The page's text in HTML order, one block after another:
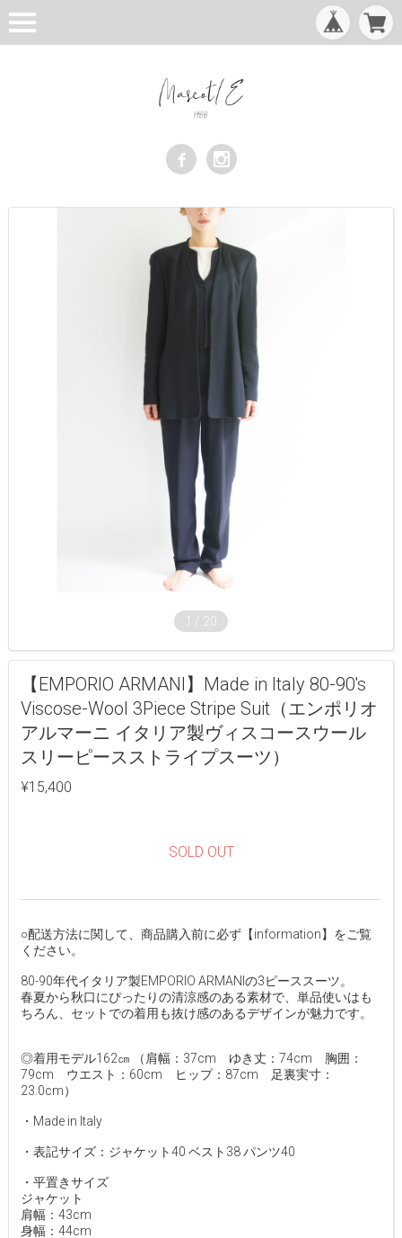
1 / 20
【EMPORIO ARMANI】Made in Italy 80-90's
Viscose-Wool 3Piece Stripe Suit（エンポリオ
アルマーニ イタリア製ヴィスコースウール
スリーピースストライプスーツ）
¥15,400
SOLD OUT
○配送方法に関して、商品購入前に必ず【information】をご覧
ください。
80-90年代イタリア製EMPORIO ARMANIの3ピーススーツ。
春夏から秋口にぴったりの清涼感のある素材で、単品使いはも
ちろん、セットでの着用も抜け感のあるデザインが魅力です。
◎着用モデル162㎝ （肩幅：37cm ゆき丈：74cm 胸囲：
79cm ウエスト：60cm ヒップ：87cm 足裏実寸：
23.0cm）
・Made in Italy
・表記サイズ：ジャケット40 ベスト38 パンツ40
・平置きサイズ
ジャケット
肩幅：43cm
身幅：44cm